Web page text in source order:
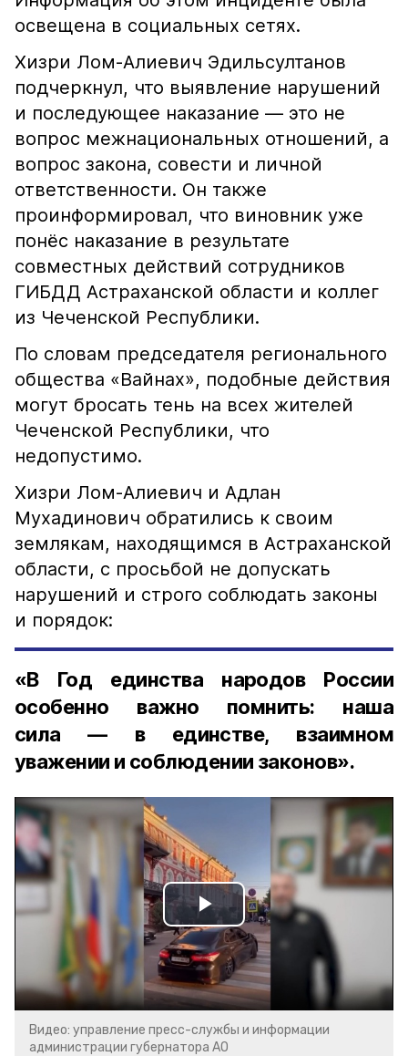
освещена в социальных сетях.
Хизри Лом-Алиевич Эдильсултанов
подчеркнул, что выявление нарушений
и последующее наказание — это не
вопрос межнациональных отношений, а
вопрос закона, совести и личной
ответственности. Он также
проинформировал, что виновник уже
понёс наказание в результате
совместных действий сотрудников
ГИБДД Астраханской области и коллег
из Чеченской Республики.
По словам председателя регионального
общества «Вайнах», подобные действия
могут бросать тень на всех жителей
Чеченской Республики, что
недопустимо.
Хизри Лом-Алиевич и Адлан
Мухадинович обратились к своим
землякам, находящимся в Астраханской
области, с просьбой не допускать
нарушений и строго соблюдать законы
и порядок:
«В Год единства народов России
особенно важно помнить: наша
сила — в единстве, взаимном
уважении и соблюдении законов».
Play
Video
Видео: управление пресс-службы и информации
администрации губернатора АО